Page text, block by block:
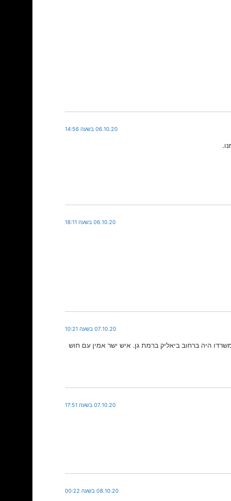
06.10.20 בשעה 14:56
06.10.20 בשעה 18:11
07.10.20 בשעה 10:21
היה ברחוב ביאליק ברמת גן. איש ישר אמין עם חוש
07.10.20 בשעה 17:51
08.10.20 בשעה 00:22